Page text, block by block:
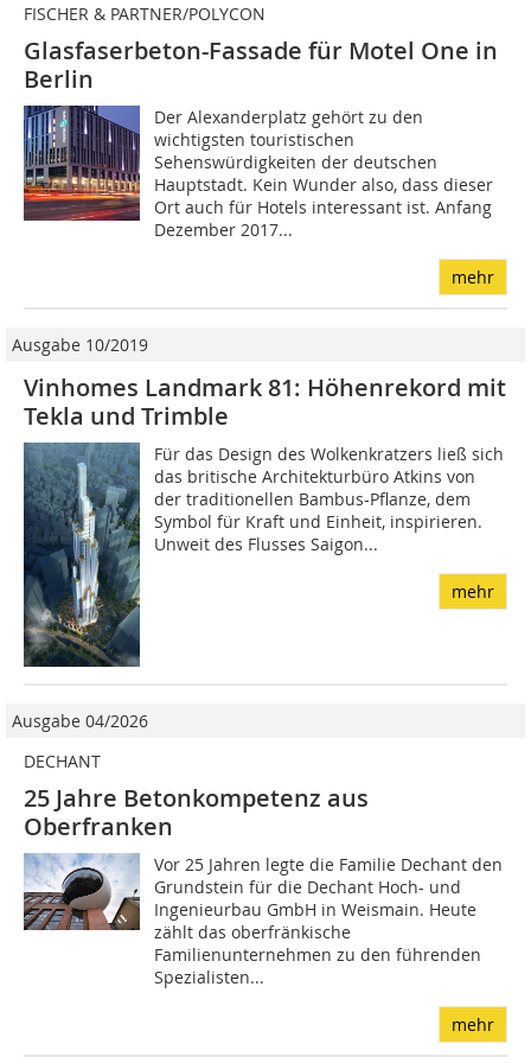
FISCHER & PARTNER/POLYCON
Glasfaserbeton-Fassade für Motel One in
Berlin
Der Alexanderplatz gehört zu den
wichtigsten touristischen
Sehenswürdigkeiten der deutschen
Hauptstadt. Kein Wunder also, dass dieser
Ort auch für Hotels interessant ist. Anfang
Dezember 2017...
mehr
Ausgabe 10/2019
Vinhomes Landmark 81: Höhenrekord mit
Tekla und Trimble
Für das Design des Wolkenkratzers ließ sich
das britische Architekturbüro Atkins von
der traditionellen Bambus-Pflanze, dem
Symbol für Kraft und Einheit, inspirieren.
Unweit des Flusses Saigon...
mehr
Ausgabe 04/2026
DECHANT
25 Jahre Betonkompetenz aus
Oberfranken
Vor 25 Jahren legte die Familie Dechant den
Grundstein für die Dechant Hoch- und
Ingenieurbau GmbH in Weismain. Heute
zählt das oberfränkische
Familienunternehmen zu den führenden
Spezialisten...
mehr